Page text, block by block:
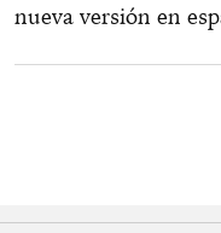
nueva versión en